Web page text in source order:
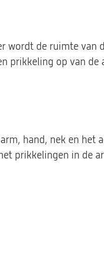
wordt de ruimte van
prikkeling op van de
hand, nek en het
prikkelingen in de